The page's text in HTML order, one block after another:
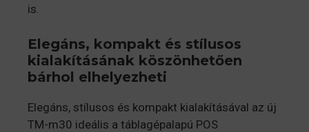
is.
Elegáns, kompakt és stílusos
kialakításának köszönhetően
bárhol elhelyezheti
Elegáns, stílusos és kompakt kialakításával az új
TM-m30 ideális a táblagépalapú POS